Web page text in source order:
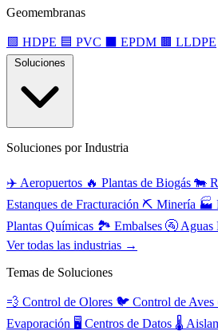
Geomembranas
🟩 HDPE 🟦 PVC EPDM 🟫 LLDPE
Soluciones por Industria
✈️ Aeropuertos 🔥 Plantas de Biogás 🐄
Estanques de Fracturación ⛏️ Minería 🏭
Plantas Químicas 🏞️ Embalses 🚰 Aguas
Ver todas las industrias →
Temas de Soluciones
💨 Control de Olores 🐦 Control de Aves
Evaporación 🖥️ Centros de Datos 🌡️